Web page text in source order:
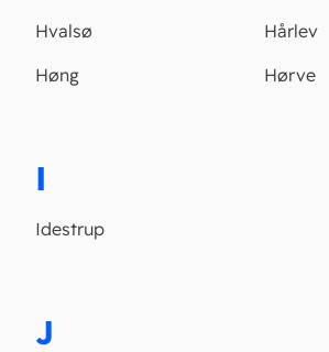
Hvalsø
Hårlev
Høng
Hørve
I
Idestrup
J